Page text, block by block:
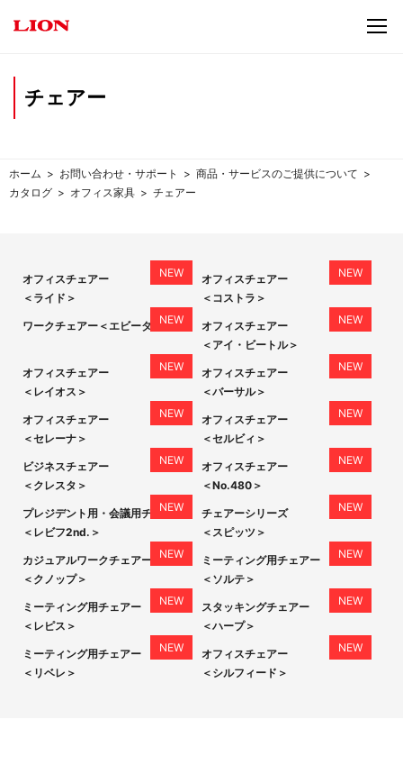
チェアー
ホーム お問い合わせ・サポート
商品・サービスのご提供について
カタログ
オフィス家具 チェアー
オフィスチェアー
＜ライド＞
オフィスチェアー
＜コストラ＞
ワークチェアー＜エビータ＞
オフィスチェアー
＜アイ・ビートル＞
オフィスチェアー
＜レイオス＞
オフィスチェアー
＜バーサル＞
オフィスチェアー
＜セレーナ＞
オフィスチェアー
＜セルビィ＞
ビジネスチェアー
＜クレスタ＞
オフィスチェアー
＜No.480＞
プレジデント用・会議用チェアー
＜レビフ2nd.＞
チェアーシリーズ
＜スピッツ＞
カジュアルワークチェアー
＜クノップ＞
ミーティング用チェアー
＜ソルテ＞
ミーティング用チェアー
＜レピス＞
スタッキングチェアー
＜ハープ＞
ミーティング用チェアー
＜リベレ＞
オフィスチェアー
＜シルフィード＞